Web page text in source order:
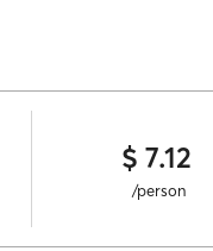
$ 7.12
/person